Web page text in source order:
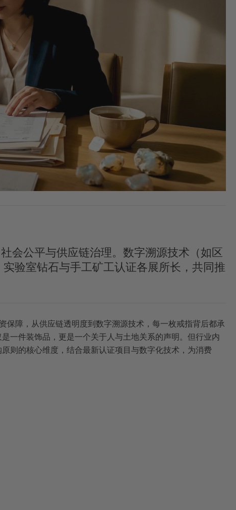
会公平与供应链治理。数字溯源技术（如区
验室钻石与手工矿工认证各展所长，共同推
障，从供应链透明度到数字溯源技术，每一枚戒指背后都承
一件装饰品，更是一个关于人与土地关系的声明。但行业内
则的核心维度，结合最新认证项目与数字化技术，为消费